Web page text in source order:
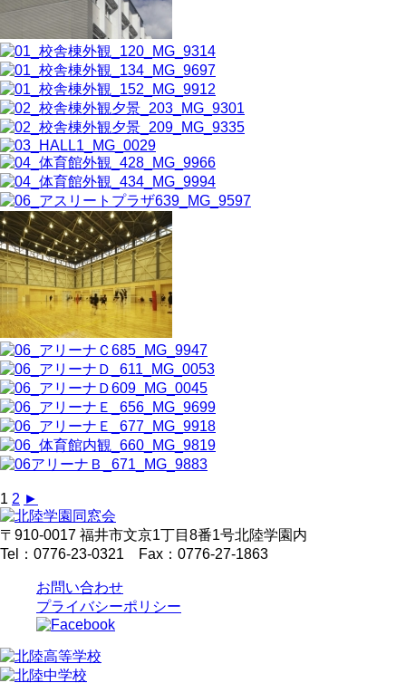
1 2 ►
〒910-0017 福井市文京1丁目8番1号北陸学園内
Tel：0776-23-0321 Fax：0776-27-1863
お問い合わせ
プライバシーポリシー